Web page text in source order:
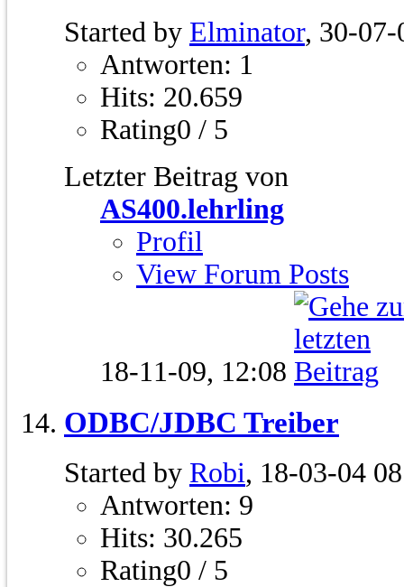
Started by Elminator, 30-07-
Antworten: 1
Hits: 20.659
Rating0 / 5
Letzter Beitrag von
AS400.lehrling
Profil
View Forum Posts
18-11-09, 12:08
ODBC/JDBC Treiber
Started by Robi, 18-03-04
Antworten: 9
Hits: 30.265
Rating0 / 5